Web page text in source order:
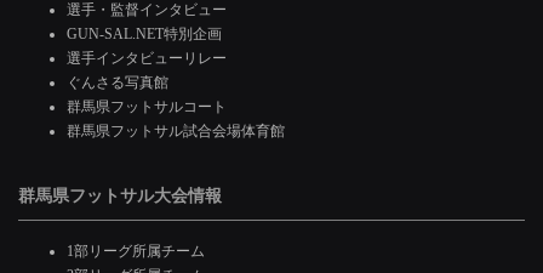
選手・監督インタビュー
GUN-SAL.NET特別企画
選手インタビューリレー
ぐんさる写真館
群馬県フットサルコート
群馬県フットサル試合会場体育館
群馬県フットサル大会情報
1部リーグ所属チーム